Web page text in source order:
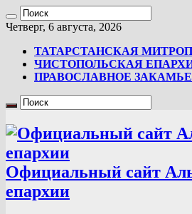
Четверг, 6 августа, 2026
ТАТАРСТАНСКАЯ
ЧИСТОПОЛЬСКАЯ
ПРАВОСЛАВНОЕ ЗАКАМЬЕ
Официальный сайт
епархии